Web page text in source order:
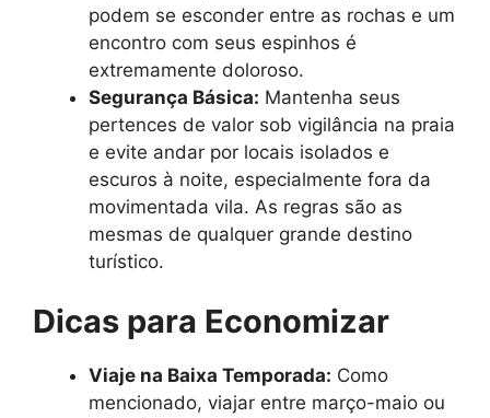
podem se esconder entre as rochas e um
encontro com seus espinhos é
extremamente doloroso.
Segurança Básica: Mantenha seus
pertences de valor sob vigilância na praia
e evite andar por locais isolados e
escuros à noite, especialmente fora da
movimentada vila. As regras são as
mesmas de qualquer grande destino
turístico.
Dicas para Economizar
Viaje na Baixa Temporada: Como
mencionado, viajar entre março-maio ou